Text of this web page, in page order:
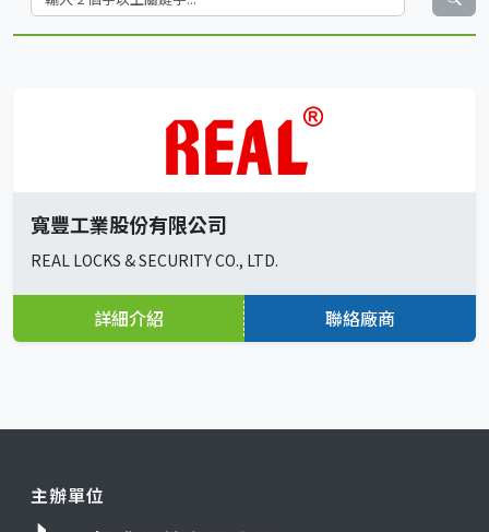
寬豐工業股份有限公司
REAL LOCKS & SECURITY CO., LTD.
詳細介紹 聯絡廠商
主辦單位